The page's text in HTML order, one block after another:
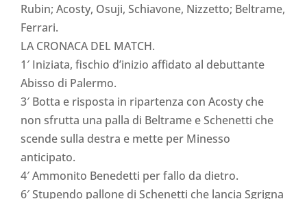
Rubin; Acosty, Osuji, Schiavone, Nizzetto; Beltrame,
Ferrari.
LA CRONACA DEL MATCH.
1′ Iniziata, fischio d’inizio affidato al debuttante
Abisso di Palermo.
3′ Botta e risposta in ripartenza con Acosty che
non sfrutta una palla di Beltrame e Schenetti che
scende sulla destra e mette per Minesso
anticipato.
4′ Ammonito Benedetti per fallo da dietro.
6′ Stupendo pallone di Schenetti che lancia Sgrigna